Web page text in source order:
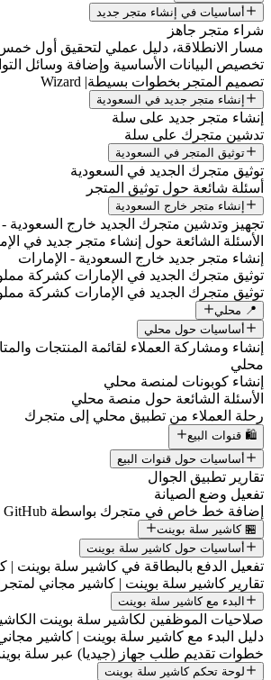
أساسيات في إنشاء متجر جديد
شراء متجر جاهز
مسار الانطلاقة، دليل عملي لتحقيق أول
تخصيص البيانات الأساسية وإضافة وسائل
تصميم المتجر بخطوات بسيطة| Wizard
إنشاء متجر جديد في السعودية
إنشاء متجر جديد على سلة
تدشين متجرك على سلة
توثيق المتجر في السعودية
توثيق متجرك الجديد في السعودية
أسئلة شائعة حول توثيق المتجر
إنشاء متجر خارج السعودية
تجهيز وتدشين متجرك الجديد خارج السعودية -
الأسئلة الشائعة حول إنشاء متجر جديد في
إنشاء متجر جديد خارج السعودية - الإمارات
توثيق متجرك الجديد في الإمارات كشركة
توثيق متجرك الجديد في الإمارات كشركة
📍 محلي
أساسيات حول محلي
إنشاء ومشاركة العملاء لقائمة المنتجات
محلي
إنشاء كوبونات لمنصة محلي
الأسئلة الشائعة حول منصة محلي
رحلة العملاء من تطبيق محلي إلى متجرك
🛍️ قنوات البيع
أساسيات حول قنوات البيع
تقارير تطبيق الجوال
تفعيل وضع الصيانة
إضافة خط خاص في متجرك بواسطة GitHub
🏪 كاشير سلة بوينت
أساسيات حول كاشير سلة بوينت
تفعيل الدفع بالبطاقة في كاشير سلة بوينت |
تقارير كاشير سلة بوينت | كاشير مجاني
البدء مع كاشير سلة بوينت
صلاحيات الموظفين لكاشير سلة بوينت
دليل البدء مع كاشير سلة بوينت | كاشير
خطوات تقديم طلب جهاز (جيديا) عبر سلة
لوحة تحكم كاشير سلة بوينت